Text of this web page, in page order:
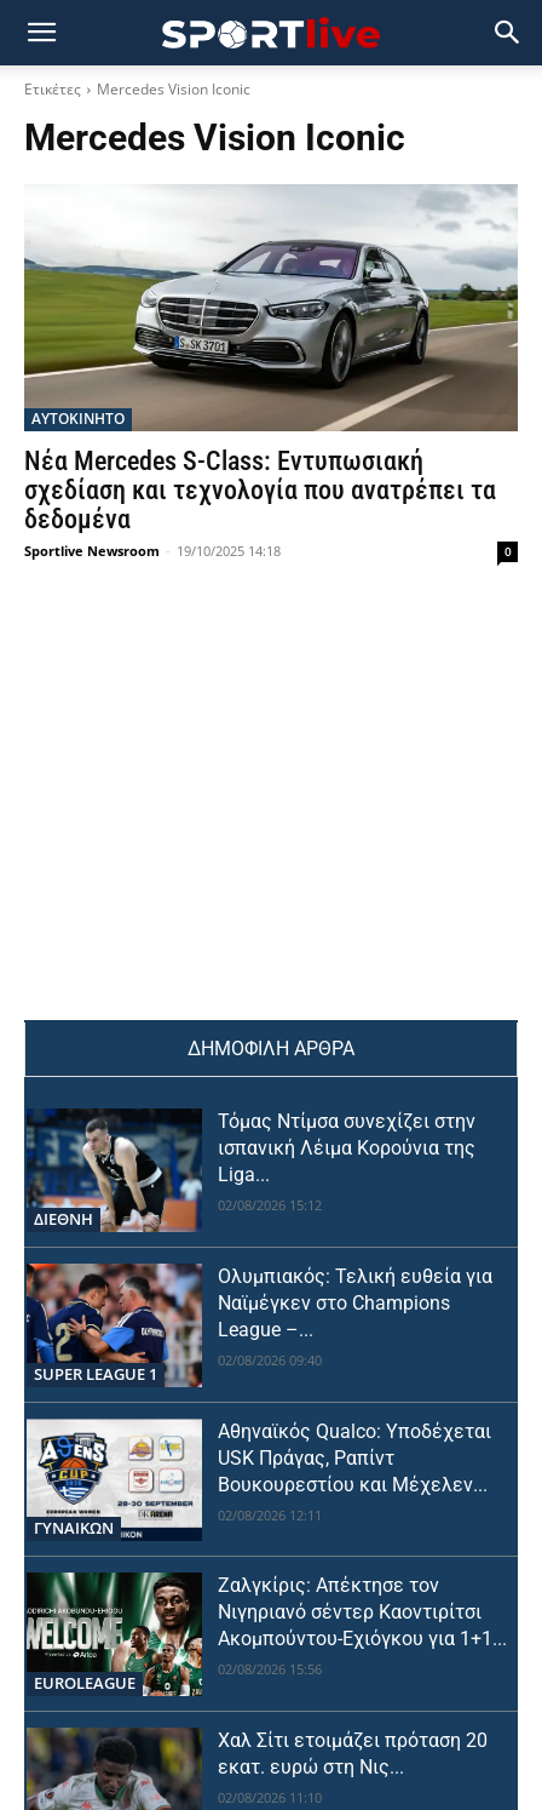
Ετικέτες Mercedes Vision Iconic
Mercedes Vision Iconic
ΑΥΤΟΚΙΝΗΤΟ
Νέα Mercedes S-Class: Εντυπωσιακή
σχεδίαση και τεχνολογία που ανατρέπει τα
δεδομένα
Sportlive Newsroom - 19/10/2025 14:18 0
ΔΗΜΟΦΙΛΗ ΑΡΘΡΑ
ΔΙΕΘΝΗ
Τόμας Ντίμσα συνεχίζει στην
ισπανική Λέιμα Κορούνια της
Liga...
02/08/2026 15:12
SUPER LEAGUE 1
Ολυμπιακός: Τελική ευθεία για
Ναϊμέγκεν στο Champions
League –...
02/08/2026 09:40
ΓΥΝΑΙΚΩΝ
Αθηναϊκός Qualco: Υποδέχεται
USK Πράγας, Ραπίντ
Βουκουρεστίου και Μέχελεν...
02/08/2026 12:11
EUROLEAGUE
Ζαλγκίρις: Απέκτησε τον
Νιγηριανό σέντερ Καοντιρίτσι
Ακομπούντου-Εχιόγκου για 1+1...
02/08/2026 15:56
Χαλ Σίτι ετοιμάζει πρόταση 20
εκατ. ευρώ στη Νις...
02/08/2026 11:10